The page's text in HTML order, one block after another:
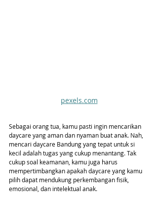
pexels.com
Sebagai orang tua, kamu pasti ingin mencarikan
daycare yang aman dan nyaman buat anak. Nah,
mencari daycare Bandung yang tepat untuk si
kecil adalah tugas yang cukup menantang. Tak
cukup soal keamanan, kamu juga harus
mempertimbangkan apakah daycare yang kamu
pilih dapat mendukung perkembangan fisik,
emosional, dan intelektual anak.